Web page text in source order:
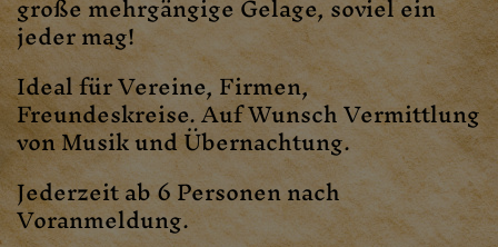
jeder mag!
Ideal für Vereine, Firmen,
Freundeskreise. Auf Wunsch Vermittlung
von Musik und Übernachtung.
Jederzeit ab 6 Personen nach
Voranmeldung.